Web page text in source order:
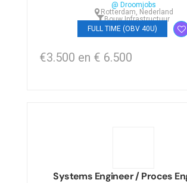
@ Droomjobs
Rotterdam, Nederland
Bouw,Infrastructuur
FULL TIME (OBV 40U)
€3.500 en € 6.500
Systems Engineer / Proces